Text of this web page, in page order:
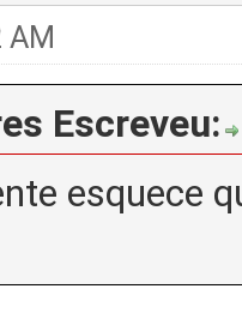
AM
Escreveu:
esquece